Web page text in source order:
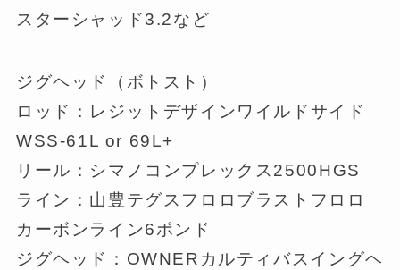
スターシャッド3.2など
ジグヘッド（ボトスト）
ロッド：レジットデザインワイルドサイド
WSS-61L or 69L+
リール：シマノコンプレックス2500HGS
ライン：山豊テグスフロロブラストフロロ
カーボンライン6ポンド
ジグヘッド：OWNERカルティバスイングヘ